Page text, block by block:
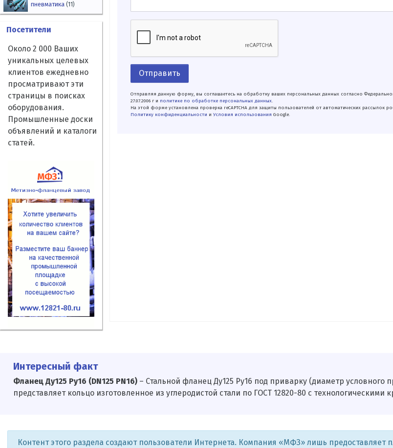
пневматика(11)
Посетители
Около 2 000 Ваших
уникальных целевых
клиентов ежедневно
просматривают эти
страницы в поисках
оборудования.
Промышленные доски
объявлений и каталоги
статей.
Отправить
Отправляя данную форму, вы соглашаетесь на обработку ваших персональных данных согласно
27.07.2006 г и политике по обработке персональных данных.
На этой форме установлена проверка reCAPTCHA для защиты пользователей от автоматических рассылок
Политику конфиденциальности и Условия использования Google.
Интересный факт
Фланец Ду125 Ру16 (DN125 PN16)– Стальной фланец Ду125 Ру16 под приварку (диаметр условного
представляет кольцо изготовленное из углеродистой стали по ГОСТ 12820-80 с
Контент этого раздела создают пользователи Интернета. Компания «МФЗ» лишь предоставляет